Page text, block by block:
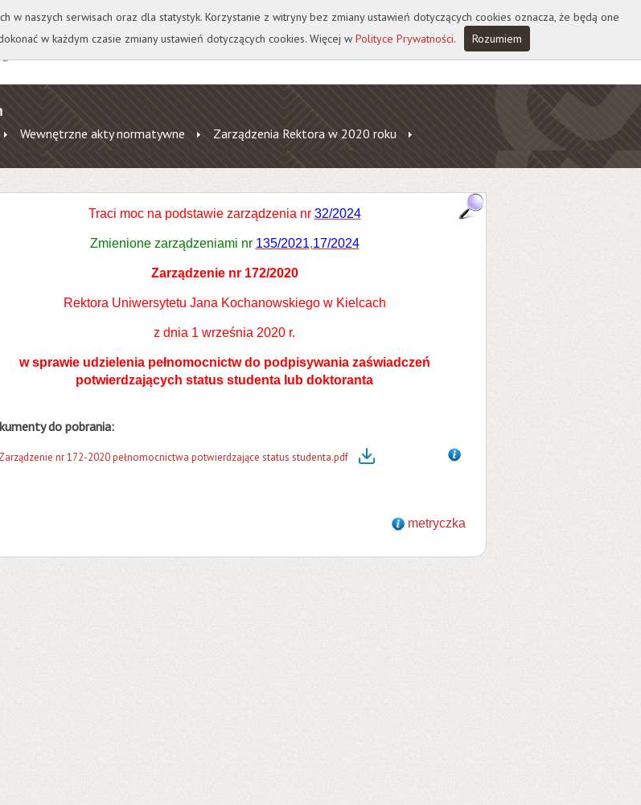
Wirtualna Uczelnia A A A A
Wewnętrzne akty normatywne
Zarządzenia Rektora w 2020 roku
Traci moc na podstawie zarządzenia nr 32/2024
Zmienione zarządzeniami nr 135/2021,17/2024
Zarządzenie nr 172/2020
Rektora Uniwersytetu Jana Kochanowskiego w Kielcach
z dnia 1 września 2020 r.
w sprawie udzielenia pełnomocnictw do podpisywania zaświadczeń
potwierdzających status studenta lub doktoranta
do pobrania:
Zarządzenie nr 172-2020 pełnomocnictwa potwierdzające status studenta.pdf
metryczka
naszych serwisach oraz dla statystyk. Korzystanie z witryny bez zmiany ustawień dotyczących cookies oznacza, że będą one
w każdym czasie zmiany ustawień dotyczących cookies. Więcej w Polityce Prywatności. Rozumiem